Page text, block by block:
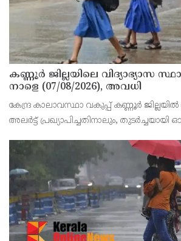
കണ്ണൂർ ജില്ലയിലെ വിദ്യാഭ്യാസ
നാളെ (07/08/2026), അവധി
കേന്ദ്ര കാലാവസ്ഥാ വകുപ്പ് കണ്ണൂർ
അലർട്ട് പ്രഖ്യാപിച്ചതിനാലും, തുടർച്ചയായി
ജില്ലയിലെ പ്രൊഫഷണൽ കോളേജ് ഉൾപ്പടെ